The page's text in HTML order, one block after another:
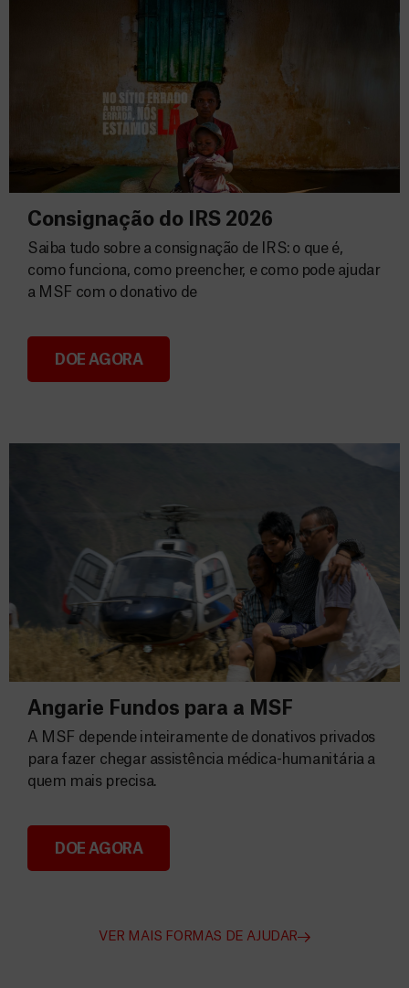
Consignação do IRS 2026
Consignação do IRS 2026
Saiba tudo sobre a consignação de IRS: o que é,
como funciona, como preencher, e como pode ajudar
a MSF com o donativo de
DOE AGORA
Angarie Fundos para a MSF
Angarie Fundos para a MSF
A MSF depende inteiramente de donativos privados
para fazer chegar assistência médica-humanitária a
quem mais precisa.
DOE AGORA
VER MAIS FORMAS DE AJUDAR